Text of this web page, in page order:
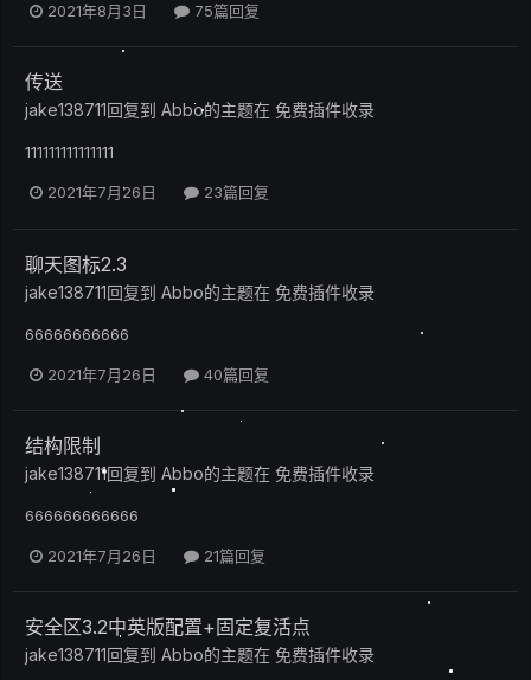
2021年8月3日 75篇回复
传送
jake138711回复到 Abbo的主题在 免费插件收录
111111111111111
2021年7月26日 23篇回复
聊天图标2.3
jake138711回复到 Abbo的主题在 免费插件收录
66666666666
2021年7月26日 40篇回复
结构限制
jake138711回复到 Abbo的主题在 免费插件收录
666666666666
2021年7月26日 21篇回复
安全区3.2中英版配置+固定复活点
jake138711回复到 Abbo的主题在 免费插件收录